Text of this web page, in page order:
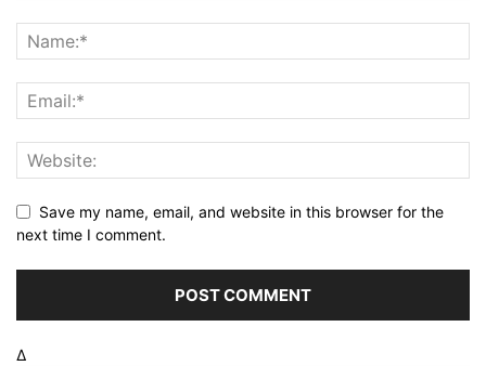
Save my name, email, and website in this browser for the
next time I comment.
Δ